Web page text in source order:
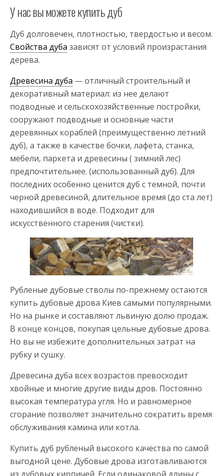
У нас вы можете купить дуб
Дуб долговечен, плотностью, твердостью и весом.
Свойства дуба зависят от условий произрастания
дерева.
Древесина дуба — отличный строительный и
декоративный материал: из нее делают
подводные и сельскохозяйственные постройки,
сооружают подводные и основные части
деревянных кораблей (преимущественно летний
дуб), а также в качестве бочки, лафета, станка,
мебели, паркета и древесины ( зимний лес)
предпочтительнее. (использованный дуб). Для
последних особенно ценится дуб с темной, почти
черной древесиной, длительное время (до ста лет)
находившийся в воде. Подходит для
искусственного старения (чистки).
Рубленые дубовые стволы по-прежнему остаются
купить дубовые дрова Киев самыми популярными.
Но на рынке и составляют львиную долю продаж.
В конце концов, покупая цельные дубовые дрова.
Но вы не избежите дополнительных затрат на
рубку и сушку.
Древесина дуба всех возрастов превосходит
хвойные и многие другие виды дров. Постоянно
высокая температура угля. Но и равномерное
сгорание позволяет значительно сократить время
обслуживания камина или котла.
Купить дуб рубленый высокого качества по самой
выгодной цене. Дубовые дрова изготавливаются